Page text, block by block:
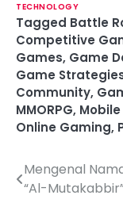
TECHNOLOGY
Tagged Battle
Competitive
Games, Game
Game
Community,
MMORPG,
Online Gaming,
PMengenal
“Al-